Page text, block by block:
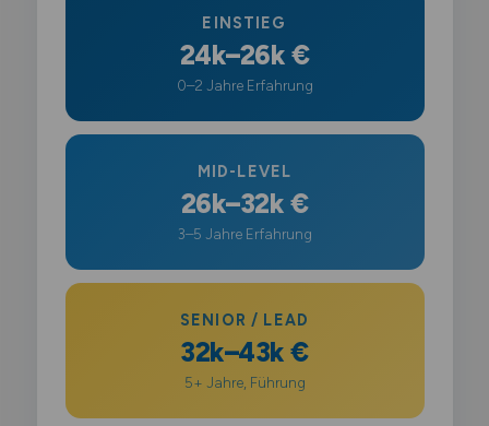
EINSTIEG
24k–26k €
0–2 Jahre Erfahrung
MID-LEVEL
26k–32k €
3–5 Jahre Erfahrung
SENIOR / LEAD
32k–43k €
5+ Jahre, Führung